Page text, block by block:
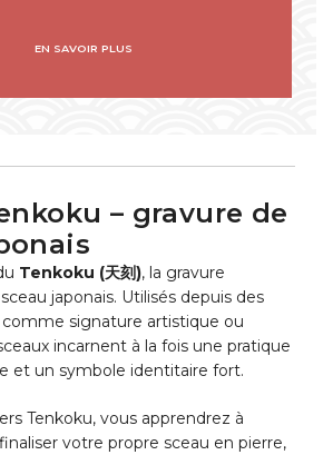
EN SAVOIR PLUS
– gravure de
Tenkoku (天刻), la gravure
japonais. Utilisés depuis des
comme signature artistique ou
incarnent à la fois une pratique
et un symbole identitaire fort.
Tenkoku, vous apprendrez à
votre propre sceau en pierre,